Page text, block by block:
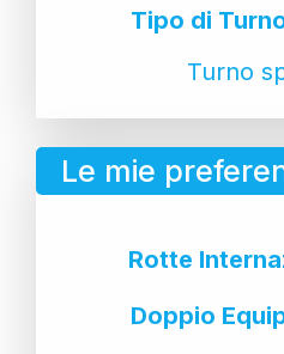
Tipo di
Turno
Le mie
Rotte
Doppio